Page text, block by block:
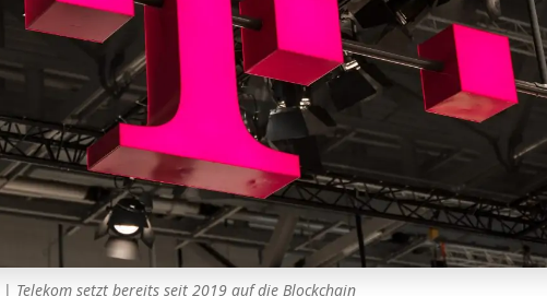
| Telekom setzt bereits seit 2019 auf die Blockchain